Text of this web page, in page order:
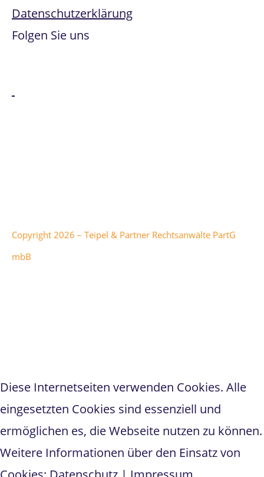
Datenschutzerklärung
Folgen Sie uns
Copyright 2026 – Teipel & Partner Rechtsanwälte PartG
mbB
Diese Internetseiten verwenden Cookies. Alle
eingesetzten Cookies sind essenziell und
ermöglichen es, die Webseite nutzen zu können.
Weitere Informationen über den Einsatz von